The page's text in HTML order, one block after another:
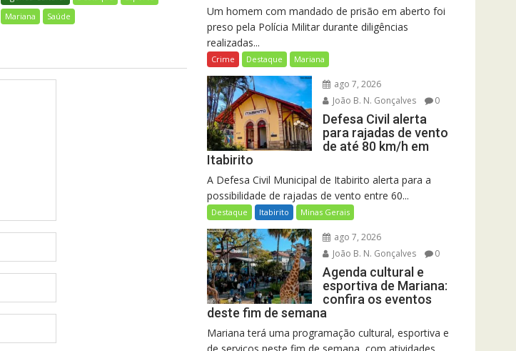
Mariana
Saúde
Um homem com mandado de prisão em aberto foi
preso pela Polícia Militar durante diligências
realizadas...
Crime Destaque Mariana
ago 7, 2026
João B. N. Gonçalves
0
Defesa Civil alerta
para rajadas de vento
de até 80 km/h em
Itabirito
A Defesa Civil Municipal de Itabirito alerta para a
possibilidade de rajadas de vento entre 60...
Destaque Itabirito Minas Gerais
ago 7, 2026
João B. N. Gonçalves
0
Agenda cultural e
esportiva de Mariana:
confira os eventos
deste fim de semana
Mariana terá uma programação cultural, esportiva e